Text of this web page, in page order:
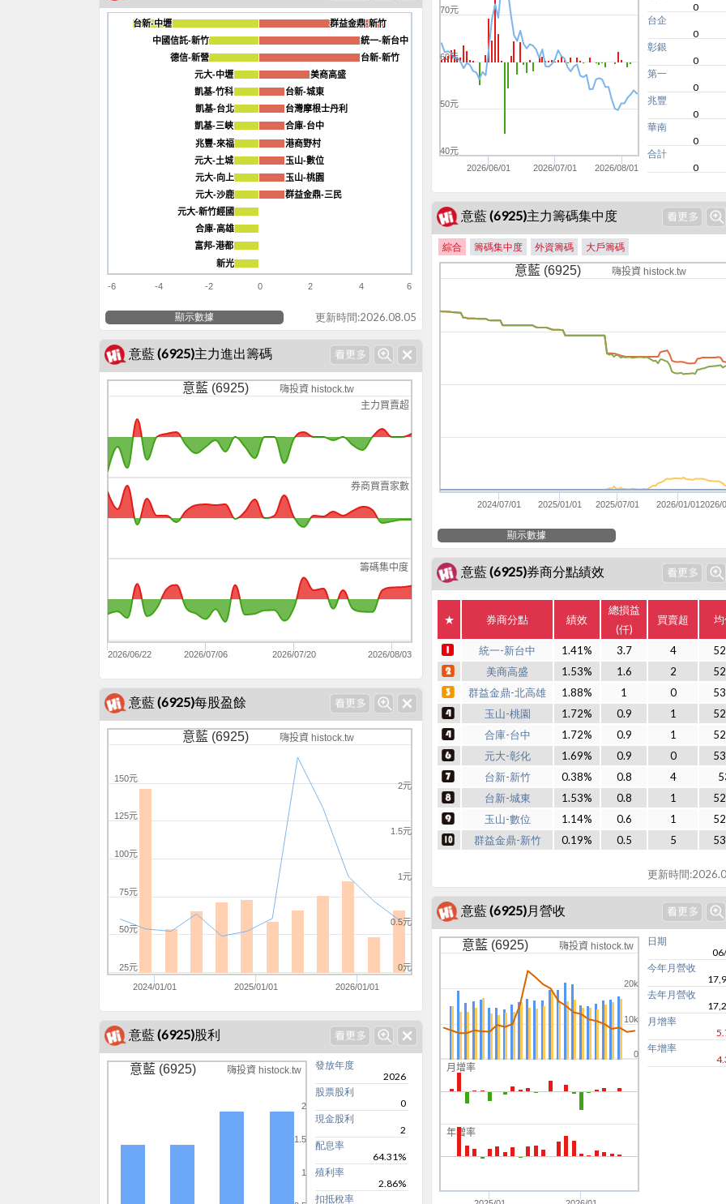
2026/06/01 2026/07/01 2026/08/01
40元
50元
60元
70元
0
台企
0
彰銀
0
第一
0
兆豐
0
華南
0
合計
0
群益金鼎-新竹
群益金鼎-新竹
統一-新台中
統一-新台中
台新-新竹
台新-新竹
美商高盛
美商高盛
台新-城東
台新-城東
台灣摩根士丹利
台灣摩根士丹利
合庫-台中
合庫-台中
港商野村
港商野村
玉山-數位
玉山-數位
玉山-桃園
玉山-桃園
群益金鼎-三民
群益金鼎-三民
台新-中壢
台新-中壢
中國信託-新竹
中國信託-新竹
德信-新營
德信-新營
元大-中壢
元大-中壢
凱基-竹科
凱基-竹科
凱基-台北
凱基-台北
凱基-三峽
凱基-三峽
兆豐-來福
兆豐-來福
元大-土城
元大-土城
元大-向上
元大-向上
元大-沙鹿
元大-沙鹿
元大-新竹經國
元大-新竹經國
合庫-高雄
合庫-高雄
富邦-港都
富邦-港都
新光
新光
-6 -4 -2 0 2 4 6
顯示數據 更新時間:2026.08.05
意藍 (6925)主力籌碼集中度
綜合 籌碼集中度 外資籌碼 大戶籌碼
意藍 (6925) 嗨投資 histock.tw
2024/07/01 2025/01/01 2025/07/01 2026/01/012026/
顯示數據
意藍 (6925)主力進出籌碼
主力買賣超
券商買賣家數
籌碼集中度
意藍 (6925) 嗨投資 histock.tw
2026/06/22 2026/07/06 2026/07/20 2026/08/03
意藍 (6925)券商分點績效
★ 券商分點 績效
總損益
(仟)
買賣超
統一-新台中 1.41% 3.7 4
美商高盛
1.53% 1.6 2
群益金鼎-北高雄
1.88% 1 0
玉山-桃園
1.72% 0.9 1
合庫-台中
1.72% 0.9 1
元大-彰化
1.69% 0.9 0
台新-新竹
0.38% 0.8 4
台新-城東
1.53% 0.8 1
玉山-數位
1.14% 0.6 1
群益金鼎-新竹
0.19% 0.5 5
更新時間
意藍 (6925)每股盈餘
意藍 (6925) 嗨投資 histock.tw
2024/01/01 2025/01/01 2026/01/01
0元
0.5元
1元
1.5元
2元
25元
50元
75元
100元
125元
150元
意藍 (6925)月營收
月增率
年增率
意藍 (6925) 嗨投資 histock.tw
0
10k
20k
日期
今年月營收
去年月營收
月增率
年增率
意藍 (6925)股利
意藍 (6925) 嗨投資 histock.tw
1
1.5
2
發放年度
2026
股票股利
0
現金股利
2
配息率
64.31%
殖利率
2.86%
扣抵稅率